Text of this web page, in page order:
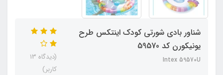
شناور بادی شورتی کودک اینتکس طرح
یونیکورن کد 59570
Intex 59570U
(دیدگاه 13
کاربر)